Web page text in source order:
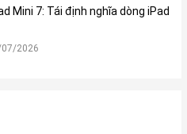
Mini 7: Tái định nghĩa dòng iPad
07/2026